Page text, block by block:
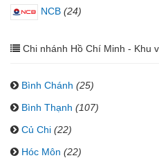
NCB (24)
Chi nhánh Hồ Chí Minh - Khu
Bình Chánh (25)
Bình Thạnh (107)
Củ Chi (22)
Hóc Môn (22)